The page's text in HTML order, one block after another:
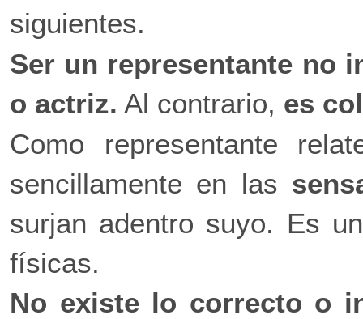
siguientes.
Ser un representante no
o actriz. Al contrario, es
Como representante
sencillamente en las
surjan adentro suyo. Es
físicas.
No existe lo correcto o